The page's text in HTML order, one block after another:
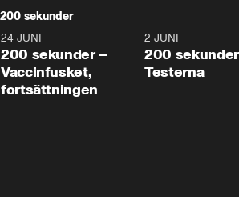
200 sekunder
5:00
24 JUNI
200 sekunder –
Vaccinfusket,
fortsättningen
2 JUNI
200
Testerna